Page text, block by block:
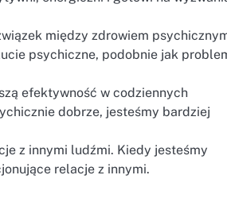
między zdrowiem
psychiczne, podobnie jak
efektywność w codziennych
dobrze, jesteśmy bardziej
z innymi ludźmi. Kiedy jesteśmy
relacje z innymi.